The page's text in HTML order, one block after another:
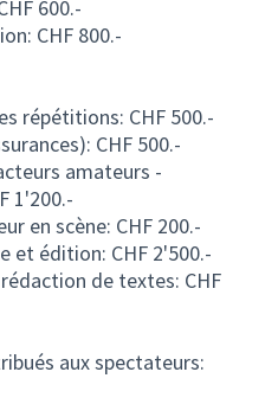
600.-
CHF 800.-
répétitions: CHF 500.-
CHF 500.-
amateurs -
1'200.-
en scène: CHF 200.-
et édition: CHF 2'500.-
de textes: CHF
aux spectateurs: